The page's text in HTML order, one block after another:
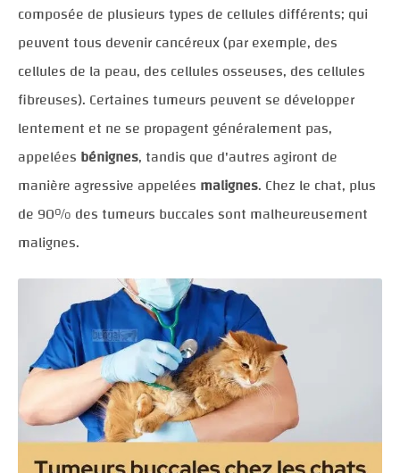
composée de plusieurs types de cellules différents; qui
peuvent tous devenir cancéreux (par exemple, des
cellules de la peau, des cellules osseuses, des cellules
fibreuses). Certaines tumeurs peuvent se développer
lentement et ne se propagent généralement pas,
appelées bénignes, tandis que d'autres agiront de
manière agressive appelées malignes. Chez le chat, plus
de 90% des tumeurs buccales sont malheureusement
malignes.